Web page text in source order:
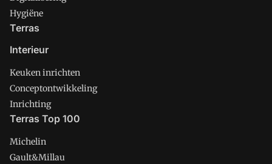
Hygiëne
Terras
Interieur
Keuken inrichten
Conceptontwikkeling
Inrichting
Terras Top 100
Michelin
Gault&Millau